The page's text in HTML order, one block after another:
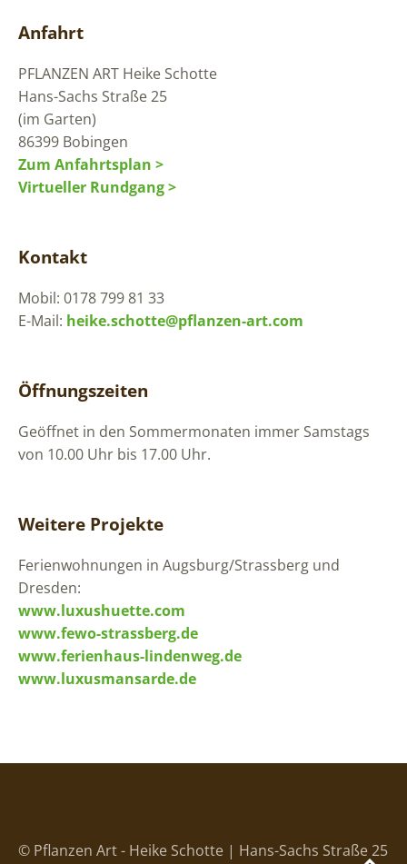
Anfahrt
PFLANZEN ART Heike Schotte
Hans-Sachs Straße 25
(im Garten)
86399 Bobingen
Zum Anfahrtsplan >
Virtueller Rundgang >
Kontakt
Mobil: 0178 799 81 33
E-Mail: heike.schotte@pflanzen-art.com
Öffnungszeiten
Geöffnet in den Sommermonaten immer Samstags
von 10.00 Uhr bis 17.00 Uhr.
Weitere Projekte
Ferienwohnungen in Augsburg/Strassberg und
Dresden:
www.luxushuette.com
www.fewo-strassberg.de
www.ferienhaus-lindenweg.de
www.luxusmansarde.de
© Pflanzen Art - Heike Schotte | Hans-Sachs Straße 25